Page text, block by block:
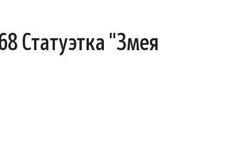
Статуэтка "Змея